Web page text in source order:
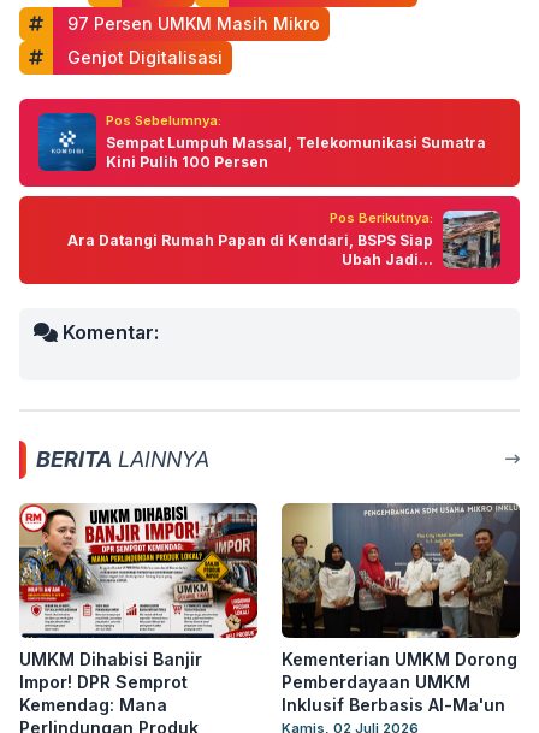
97 Persen UMKM Masih Mikro
Genjot Digitalisasi
Pos Sebelumnya:
Sempat Lumpuh Massal, Telekomunikasi Sumatra
Kini Pulih 100 Persen
Pos Berikutnya:
Ara Datangi Rumah Papan di Kendari, BSPS Siap
Ubah Jadi...
Komentar:
BERITA LAINNYA
UMKM Dihabisi Banjir
Impor! DPR Semprot
Kemendag: Mana
Perlindungan Produk
Kementerian UMKM Dorong
Pemberdayaan UMKM
Inklusif Berbasis Al-Ma'un
Kamis, 02 Juli 2026